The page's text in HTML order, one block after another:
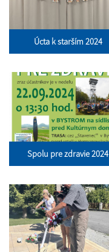
Úcta k starším 2024
Spolu pre zdravie 2024